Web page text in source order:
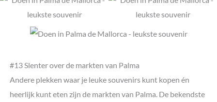
#13 Slenter over de markten van Palma
Andere plekken waar je leuke souvenirs kunt kopen én
heerlijk kunt eten zijn de markten van Palma. De bekendste